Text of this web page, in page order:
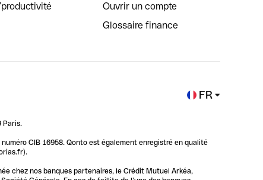
Ouvrir un compte
Glossaire finance
FR
Paris.
CIB 16958. Qonto est également enregistré en qualité
chez nos banques partenaires, le Crédit Mutuel Arkéa,